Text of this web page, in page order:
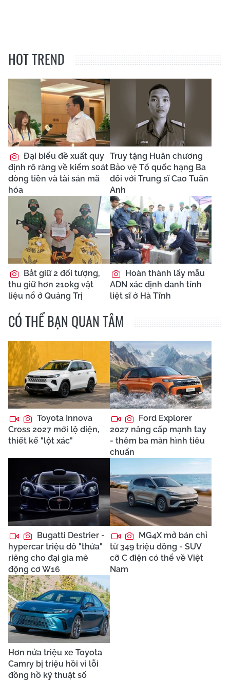
HOT TREND
Đại biểu đề xuất quy
định rõ ràng về kiểm soát
dòng tiền và tài sản mã
hóa
Truy tặng Huân chương
Bảo vệ Tổ quốc hạng Ba
đối với Trung sĩ Cao Tuấn
Anh
Bắt giữ 2 đối tượng,
thu giữ hơn 210kg vật
liệu nổ ở Quảng Trị
Hoàn thành lấy mẫu
ADN xác định danh tính
liệt sĩ ở Hà Tĩnh
CÓ THỂ BẠN QUAN TÂM
Toyota Innova
Cross 2027 mới lộ diện,
thiết kế "lột xác"
Ford Explorer
2027 nâng cấp mạnh tay
- thêm ba màn hình tiêu
chuẩn
Bugatti Destrier -
hypercar triệu đô "thửa"
riêng cho đại gia mê
động cơ W16
MG4X mở bán chỉ
từ 349 triệu đồng - SUV
cỡ C điện có thể về Việt
Nam
Hơn nửa triệu xe Toyota
Camry bị triệu hồi vì lỗi
đồng hồ kỹ thuật số